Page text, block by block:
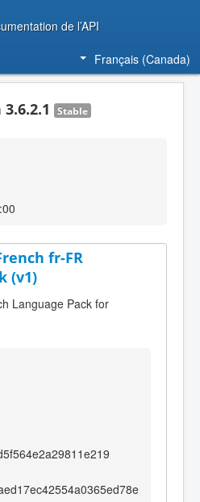
de l’API
Français (Canada)
Stable
fr-FR
(v1)
Language Pack for